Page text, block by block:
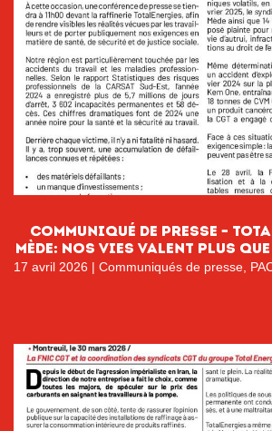
Communiqué de Presse –
Mède: Nos vies valent plus
17 avril 2026 | Communiqués de presse